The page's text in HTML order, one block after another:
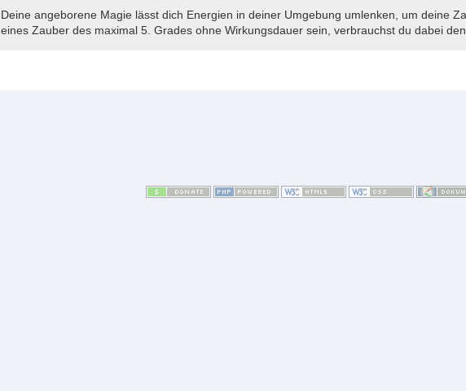
Deine angeborene Magie lässt dich Energien in deiner Umgebung umlenken, um deine
eines Zauber des maximal 5. Grades ohne Wirkungsdauer sein, verbrauchst du dabei